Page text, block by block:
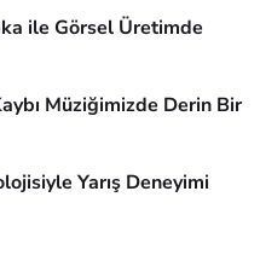
ile Görsel Üretimde
Müziğimizde Derin Bir
Yarış Deneyimi